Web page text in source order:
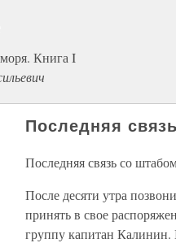
Книга I
Последняя
Последняя связь со
После десяти утра
принять в свое
группу капитан Калинин.